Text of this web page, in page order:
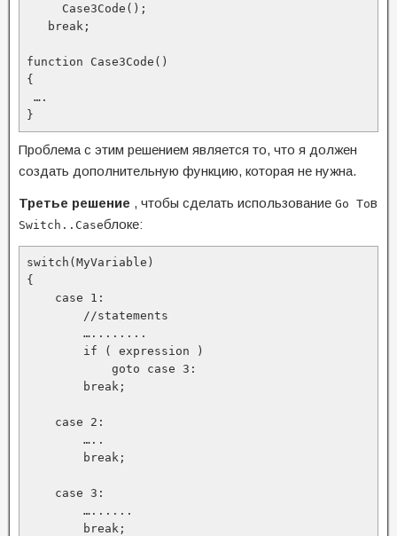
     Case3Code();
   break;
function Case3Code()
{
….
}
Проблема с этим решением является то, что я должен
создать дополнительную функцию, которая не нужна.
Третье решение , чтобы сделать использование Go Toв
Switch..Caseблоке:
switch(MyVariable)
{
    case 1:
        //statements
        …........
        if ( expression )
            goto case 3:
        break;
    case 2:
        …..
        break;
    case 3:
        …......
        break;